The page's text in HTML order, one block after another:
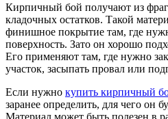
Кирпичный бой получают из
кладочных остатков. Такой
финишное покрытие там, где
поверхность. Зато он хорошо
Его применяют там, где нужно
участок, засыпать провал или
Если нужно купить кирпичный
заранее определить, для чего он
Материал может быть полезен в